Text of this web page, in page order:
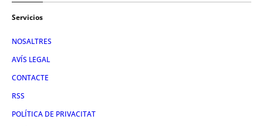
Servicios
NOSALTRES
AVÍS LEGAL
CONTACTE
RSS
POLÍTICA DE PRIVACITAT